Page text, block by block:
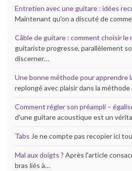
Entretien avec une guitare : idées
Maintenant qu'on a discuté de
Câble de guitare : comment choisir le
guitariste progresse, parallèlement
discerner…
Une bonne méthode pour apprendre
replongé avec plaisir dans la
Comment régler son préampli –
d'une guitare acoustique est un
Tabs Je ne compte pas recopier ici
Mal aux doigts ? Après l'article
bras liés à…